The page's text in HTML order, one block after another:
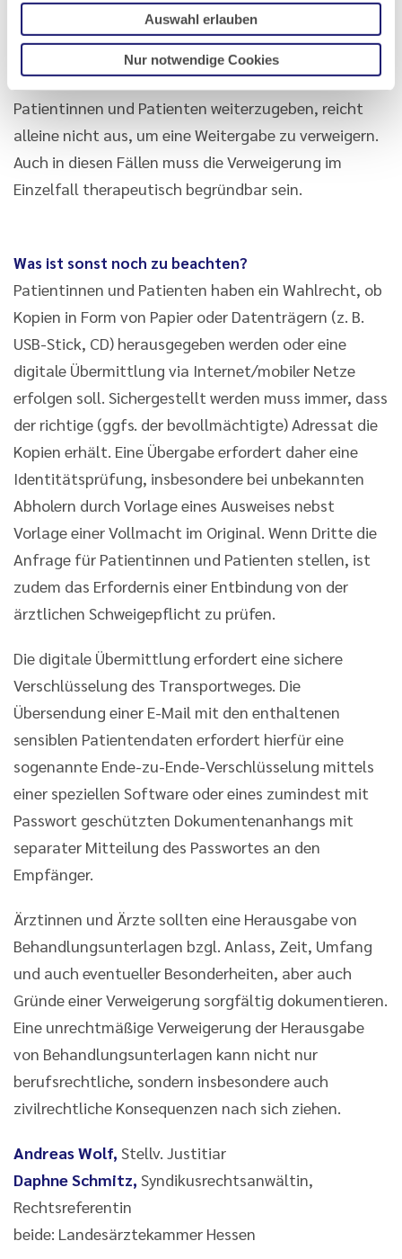
Auswahl erlauben
Nur notwendige Cookies
Feststellungen in der Dokumentation ist dabei
regelmäßig kein Grund mehr für eine Verweigerung.
Auch der Hinweis auf Arztbriefen, diesen nicht an die
Patientinnen und Patienten weiterzugeben, reicht
alleine nicht aus, um eine Weitergabe zu verweigern.
Auch in diesen Fällen muss die Verweigerung im
Einzelfall therapeutisch begründbar sein.
Was ist sonst noch zu beachten?
Patientinnen und Patienten haben ein Wahlrecht, ob
Kopien in Form von Papier oder Datenträgern (z. B.
USB-Stick, CD) herausgegeben werden oder eine
digitale Übermittlung via Internet/mobiler Netze
erfolgen soll. Sichergestellt werden muss immer, dass
der richtige (ggfs. der bevollmächtigte) Adressat die
Kopien erhält. Eine Übergabe erfordert daher eine
Identitätsprüfung, insbesondere bei unbekannten
Abholern durch Vorlage eines Ausweises nebst
Vorlage einer Vollmacht im Original. Wenn Dritte die
Anfrage für Patientinnen und Patienten stellen, ist
zudem das Erfordernis einer Entbindung von der
ärztlichen Schweigepflicht zu prüfen.
Die digitale Übermittlung erfordert eine sichere
Verschlüsselung des Transportweges. Die
Übersendung einer E-Mail mit den enthaltenen
sensiblen Patientendaten erfordert hierfür eine
sogenannte Ende-zu-Ende-Verschlüsselung mittels
einer speziellen Software oder eines zumindest mit
Passwort geschützten Dokumentenanhangs mit
separater Mitteilung des Passwortes an den
Empfänger.
Ärztinnen und Ärzte sollten eine Herausgabe von
Behandlungsunterlagen bzgl. Anlass, Zeit, Umfang
und auch eventueller Besonderheiten, aber auch
Gründe einer Verweigerung sorgfältig dokumentieren.
Eine unrechtmäßige Verweigerung der Herausgabe
von Behandlungsunterlagen kann nicht nur
berufsrechtliche, sondern insbesondere auch
zivilrechtliche Konsequenzen nach sich ziehen.
Andreas Wolf, Stellv. Justitiar
Daphne Schmitz, Syndikusrechtsanwältin,
Rechtsreferentin
beide: Landesärztekammer Hessen